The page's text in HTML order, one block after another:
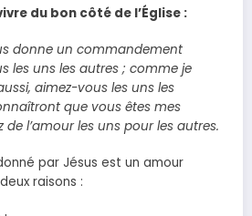
du bon côté de l’Église :
donne un commandement
les uns les autres ; comme je
aimez-vous les uns les
que vous êtes mes
de l’amour les uns pour les autres.
par Jésus est un amour
raisons :